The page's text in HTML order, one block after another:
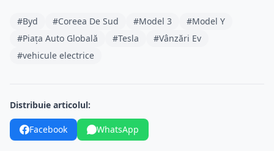
#Byd #Coreea De Sud #Model 3
#Model Y
#Piața Auto Globală
#Tesla
#Vânzări Ev
#vehicule electrice
Distribuie articolul:
Facebook WhatsApp